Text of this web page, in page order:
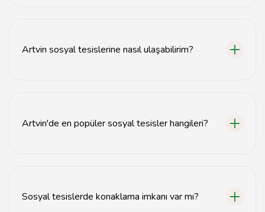
Artvin sosyal tesislerine nasıl ulaşabilirim?
Artvin'de en popüler sosyal tesisler hangileri?
Sosyal tesislerde konaklama imkanı var mı?